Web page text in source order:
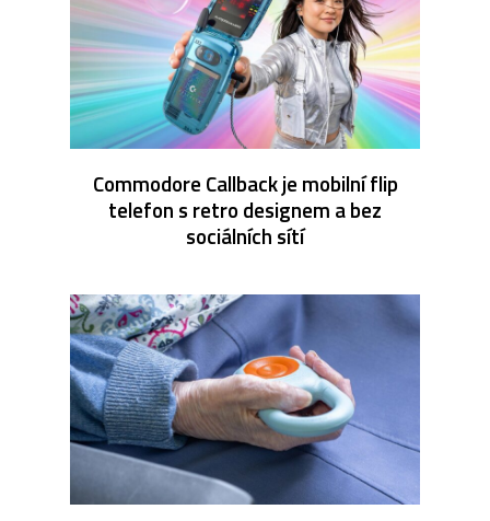
Commodore Callback je mobilní flip
telefon s retro designem a bez
sociálních sítí